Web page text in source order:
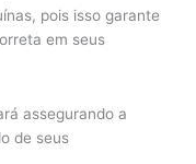
pois isso garante
em seus
assegurando a
de seus